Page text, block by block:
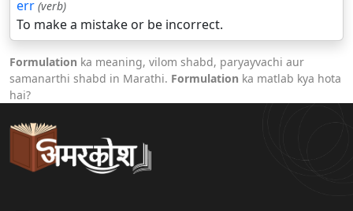
err (verb)
To make a mistake or be incorrect.
Formulation ka meaning, vilom shabd, paryayvachi aur
samanarthi shabd in Marathi. Formulation ka matlab kya hota
hai?